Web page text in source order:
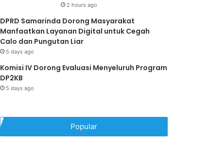
2 hours ago
DPRD Samarinda Dorong Masyarakat
Manfaatkan Layanan Digital untuk Cegah
Calo dan Pungutan Liar
5 days ago
Komisi IV Dorong Evaluasi Menyeluruh Program
DP2KB
5 days ago
Popular